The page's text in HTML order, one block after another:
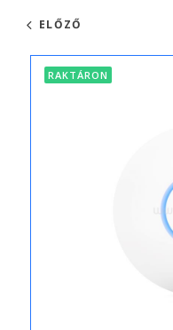
ELŐZŐ
RAKTÁRON